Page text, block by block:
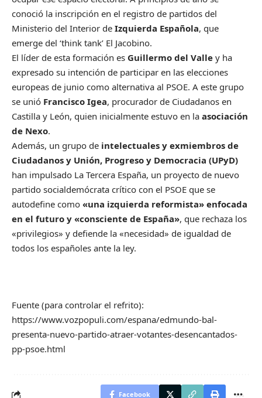
conoció la inscripción en el registro de partidos del
Ministerio del Interior de Izquierda Española, que
emerge del ‘think tank’ El Jacobino.
El líder de esta formación es Guillermo del Valle y ha
expresado su intención de participar en las elecciones
europeas de junio como alternativa al PSOE. A este grupo
se unió Francisco Igea, procurador de Ciudadanos en
Castilla y León, quien inicialmente estuvo en la asociación
de Nexo.
Además, un grupo de intelectuales y exmiembros de
Ciudadanos y Unión, Progreso y Democracia (UPyD)
han impulsado La Tercera España, un proyecto de nuevo
partido socialdemócrata crítico con el PSOE que se
autodefine como «una izquierda reformista» enfocada
en el futuro y «consciente de España», que rechaza los
«privilegios» y defiende la «necesidad» de igualdad de
todos los españoles ante la ley.
Fuente (para controlar el refrito):
https://www.vozpopuli.com/espana/edmundo-bal-
presenta-nuevo-partido-atraer-votantes-desencantados-
pp-psoe.html
Facebook